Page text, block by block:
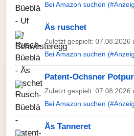
Bei Amazon suchen
Äs ruschet
Zuletzt gespielt: 07.08.2026
Bei Amazon suchen
Patent-Ochsner
Zuletzt gespielt: 07.08.2026
Bei Amazon suchen
Äs Tanneret